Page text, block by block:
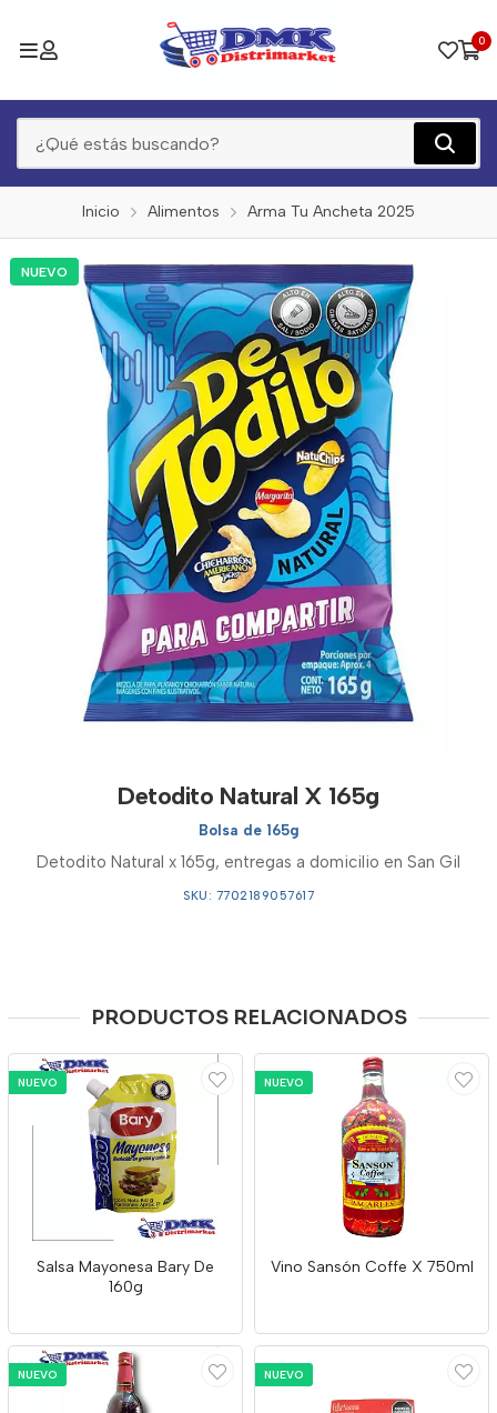
0
Inicio Alimentos Arma Tu Ancheta 2025
NUEVO
Detodito Natural X 165g
Bolsa de 165g
Detodito Natural x 165g, entregas a domicilio en San Gil
SKU: 7702189057617
PRODUCTOS RELACIONADOS
NUEVO
Salsa Mayonesa Bary De
160g
NUEVO
Vino Sansón Coffe X 750ml
NUEVO NUEVO